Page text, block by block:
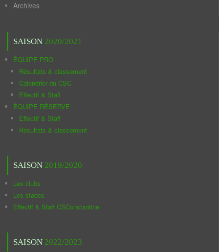
Archives
SAISON 2020/2021
ÉQUIPE PRO
Résultats & classement
Calendrier du CSC
Effectif & Staff
ÉQUIPE RÉSERVE
Effectif & Staff
Résultats & classement
SAISON 2019/2020
Les clubs
Les stades
Effectif & Staff CSConstantine
SAISON 2022/2023